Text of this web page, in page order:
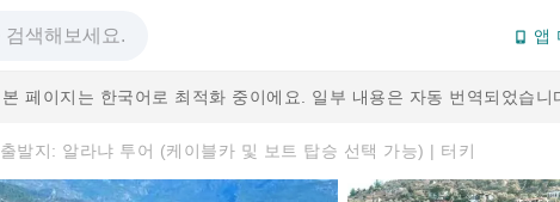
앱
본 페이지는 한국어로 최적화 중이에요. 일부 내용은 자동 번역되었습니
출발지: 알라냐 투어 (케이블카 및 보트 탑승 선택 가능) | 터키